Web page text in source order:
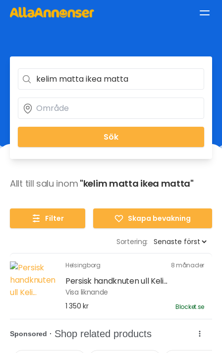
Sök
Allt till salu inom "kelim matta ikea matta"
Filter Skapa bevakning
Sortering:
Helsingborg 8 månader
Persisk handknuten ull Keli...
Visa liknande
1 350 kr
Blocket.se